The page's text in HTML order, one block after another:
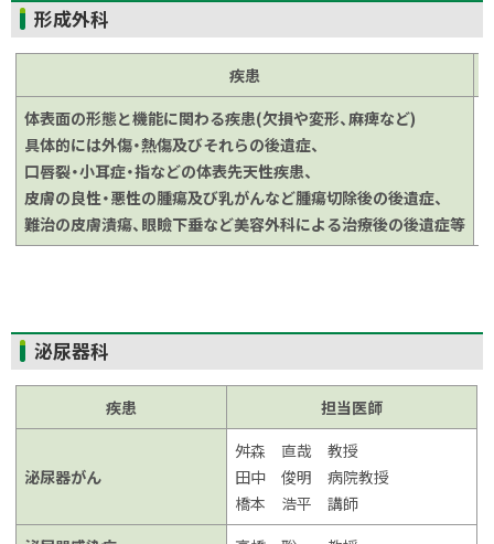
ト
ッ
に
戻
る
形成外科
疾患
体表面の形態と機能に関わる疾患(欠損や変形、麻痺など)
具体的には外傷・熱傷及びそれらの後遺症、
口唇裂・小耳症・指などの体表先天性疾患、
皮膚の良性・悪性の腫瘍及び乳がんなど腫瘍切除後の後遺症、
難治の皮膚潰瘍、眼瞼下垂など美容外科による治療後の後遺症等
ト
ッ
に
る
泌尿器科
疾患 担当医師
泌尿器がん
舛森 直哉 教授
田中 俊明 病院教授
橋本 浩平 講師